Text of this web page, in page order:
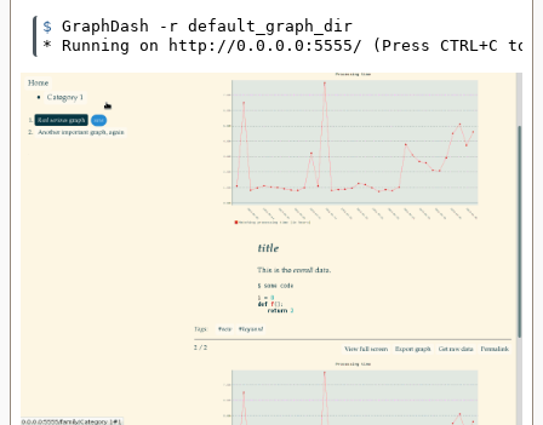
$ GraphDash -r default_graph_dir
* Running on http://0.0.0.0:5555/
( Press CTRL+C to